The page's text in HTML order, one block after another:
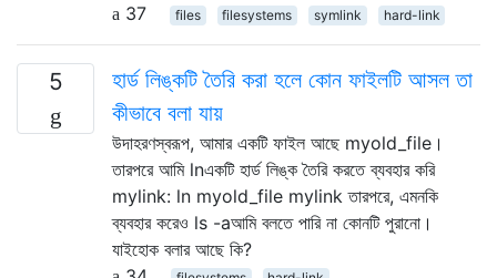
37
files filesystems symlink hard-link
5
হার্ড লিঙ্কটি তৈরি করা হলে কোন ফাইলটি আসল তা
কীভাবে বলা যায়
উদাহরণস্বরূপ, আমার একটি ফাইল আছে myold_file।
তারপরে আমি lnএকটি হার্ড লিঙ্ক তৈরি করতে ব্যবহার করি
mylink: ln myold_file mylink তারপরে, এমনকি
ব্যবহার করেও ls -aআমি বলতে পারি না কোনটি পুরানো।
যাইহোক বলার আছে কি?